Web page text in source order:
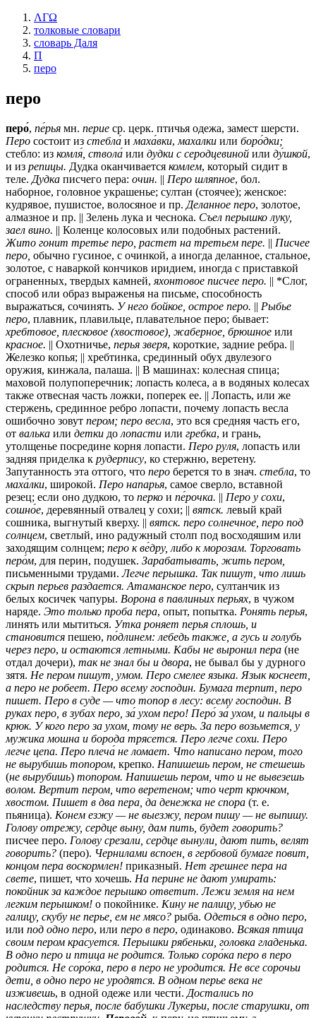
ΛΓΩ
толковые словари
словарь Даля
П
перо
перо
перо́, пе́рья мн. перие ср. церк. птичья одежа, замест шерсти.
Перо состоит из стебла́ и маха́вки, махалки или боро́дки;
стебло: из комля́, ствола́ или дудки с серодцевиной или ду́шкой,
и из репицы. Дудка оканчивается комлем, который сидит в
теле. Дудка писчего пера: очин. || Перо шляпное, бол.
наборное, головное украшенье; султан (стоячее); женское:
кудрявое, пушистое, волосяное и пр. Деланное перо, золотое,
алмазное и пр. || Зелень лука и чеснока. Съел перышко луку,
заел вино. || Коленце колосовых или подобных растений.
Жито гонит третье перо, растет на третьем пере. || Писчее
перо, обычно гусиное, с очинкой, а иногда деланное, стальное,
золотое, с наваркой кончиков иридием, иногда с приставкой
ограненных, твердых камней, яхонтовое писчее перо. || *Слог,
способ или образ выраженья на письме, способность
выражаться, сочинять. У него бойкое, острое перо. || Рыбье
перо, плавник, плавильце, плавательное перо; бывает:
хребтовое, плесковое (хвостовое), жаберное, брюшное или
красное. || Охотничье, перья зверя, короткие, задние ребра. ||
Железко копья; || хребтинка, срединный обух двулезого
оружия, кинжала, палаша. || В машинах: колесная спица;
маховой полупоперечник; лопасть колеса, а в водяных колесах
также отвесная часть ложки, поперек ее. || Лопасть, или же
стержень, срединное ребро лопасти, почему лопасть весла
ошибочно зовут пером; перо весла, это вся средняя часть его,
от валька или детки до лопасти или гребка, и грань,
утолщенье посредине корня лопасти. Перо руля, лопасть или
задняя приделка к рудерпису, ко стержню, веретену.
Запутанность эта оттого, что перо берется то в знач. стебла, то
маха́лки, широкой. Перо напарья, самое сверло, вставной
резец; если оно дудкою, то перко и пе́рочка. || Перо у сохи,
сошно́е, деревянный отвалец у сохи; || вятск. левый край
сошника, выгнутый кверху. || вятск. перо солнечное, перо под
солнцем, светлый, ино радужный столп под восходяшим или
заходящим солнцем; перо к ве́дру, либо к морозам. Торговать
перо́м, для перин, подушек. Зарабатывать, жить пером,
письменными трудами.Легче перышка. Так пишут, что лишь
скрып перьев раздается. Атаманское перо, султанчик из
белых косичек чапуры. Ворона в павлиньих перьях, в чужом
наряде. Это только проба пера, опыт, попытка. Ронять перья,
линять или мытиться. Утка роняет перья сплошь, и
становится пешею, по́длинем: лебедь также, а гусь и голубь
через перо, и остаются летными. Кабы не выронил пера (не
отдал дочери), так не знал бы и двора, не бывал бы у дурного
зятя. Не пером пишут, умом. Перо смелее языка. Язык коснеет,
а перо не робеет. Перо всему господин. Бумага терпит, перо
пишет. Перо в суде — что топор в лесу: всему господин. В
руках перо, в зубах перо, за́ ухом перо! Перо́ за́ ухом, и пальцы в
крюк. У кого перо за ухом, тому не верь. За перо возьмется, у
мужика мошна и борода трясется. Перо легче сохи. Перо
легче цепа. Перо плеча́ не ломает. Что написано пером, того
не вырубишь топором, крепко. Напишешь пером, не стешешь
(не вырубишь) топором. Напишешь пером, что и не вывезешь
волом. Вертит пером, что веретеном; что черт крючком,
хвостом. Пишет в два пера, да денежка не спора (т. е.
пьяница). Конем езжу — не выезжу, пером пишу — не выпишу.
Голову отрежу, сердце выну, дам пить, будет говорить?
писчее перо. Голову срезали, сердце вынули, дают пить, велят
говорить? (перо). Чернилами вспоен, в гербовой бумаге повит,
концом пера воскормлен! приказный. Нет грешнее пера на
свете, пишет, что хочешь. На перине не дают умирать:
покойник за каждое перышко ответит. Лежи земля на нем
легким перышком! о покойнике. Кину не палицу, убью не
галицу, скубу не перье, ем не мясо? рыба. Одеться в одно перо,
или под одно перо, или перо в перо, одинаково. Всякая птица
своим пером красуется. Перышки рябеньки, головка гладенька.
В одно перо и птица не родится. Только соро́ка перо в перо
родится. Не соро́ка, перо в перо не уродится. Не все сорочьи
дети, в одно перо не уродятся. В одном перье века не
изживешь, в одной одеже или чести́. Достались по
наследству перья, после бабушки Лукерьи, после старушки, от